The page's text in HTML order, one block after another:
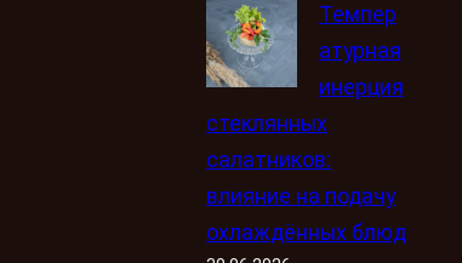
Темпер
атурная
инерция
стеклянных
салатников:
влияние на подачу
охлаждённых блюд